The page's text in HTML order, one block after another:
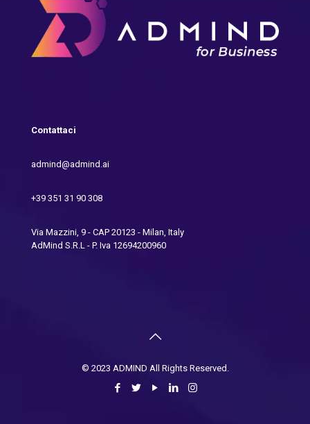
Contattaci
admind@admind.ai
+39 351 31 90 308
Via Mazzini, 9 - CAP 20123 - Milan, Italy
AdMind S.R.L - P. Iva 12694200960
© 2023 ADMIND All Rights Reserved.